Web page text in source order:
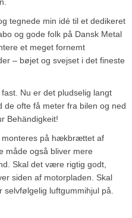
tegnede min idé til et dedikeret
og gode folk på Dansk Metal
et meget fornemt
– bøjet og svejset i det fineste
Nu er det pludselig langt
ofte få meter fra bilen og ned
Behändigkeit!
monteres på hækbrættet af
måde også bliver mere
Skal det være rigtig godt,
siden af motorpladen. Skal
luftgummihjul på.